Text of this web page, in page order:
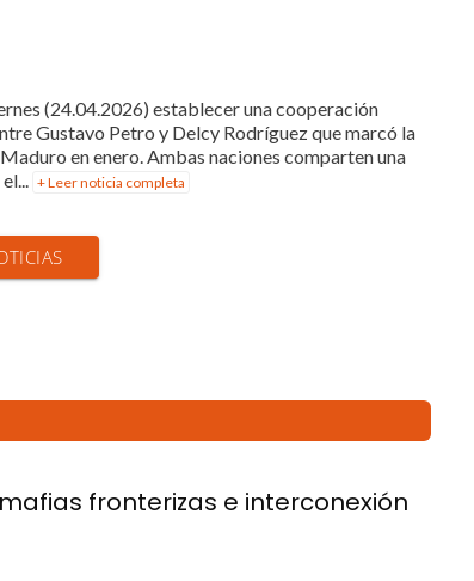
(24.04.2026) establecer una cooperación
Gustavo Petro y Delcy Rodríguez que marcó la
en enero. Ambas naciones comparten una
+ Leer noticia completa
fronterizas e interconexión